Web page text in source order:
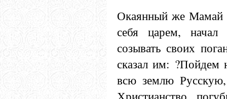
Окаянный же Мамай
себя царем, начал
созывать своих
сказал им: ?Пойдем
всю землю